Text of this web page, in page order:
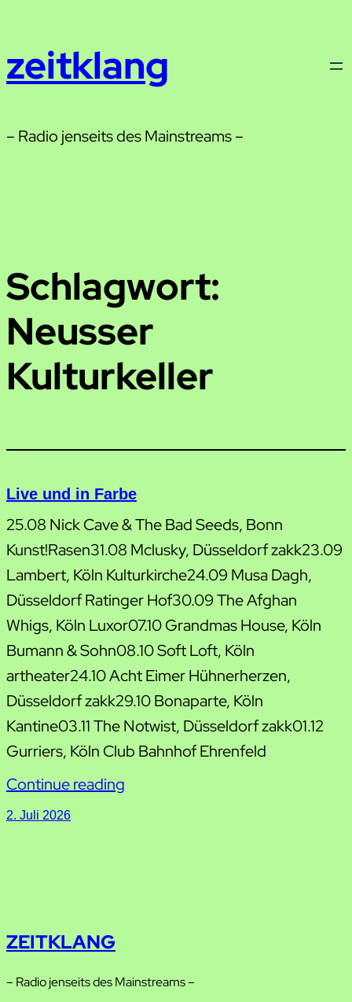
springen
zeitklang
– Radio jenseits des Mainstreams –
Schlagwort:
Neusser
Kulturkeller
Live und in Farbe
25.08 Nick Cave & The Bad Seeds, Bonn
Kunst!Rasen31.08 Mclusky, Düsseldorf zakk23.09
Lambert, Köln Kulturkirche24.09 Musa Dagh,
Düsseldorf Ratinger Hof30.09 The Afghan
Whigs, Köln Luxor07.10 Grandmas House, Köln
Bumann & Sohn08.10 Soft Loft, Köln
artheater24.10 Acht Eimer Hühnerherzen,
Düsseldorf zakk29.10 Bonaparte, Köln
Kantine03.11 The Notwist, Düsseldorf zakk01.12
Gurriers, Köln Club Bahnhof Ehrenfeld
Continue reading
2. Juli 2026
ZEITKLANG
– Radio jenseits des Mainstreams –